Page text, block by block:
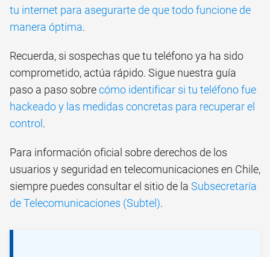
tu internet para asegurarte de que todo funcione de
manera óptima.
Recuerda, si sospechas que tu teléfono ya ha sido
comprometido, actúa rápido. Sigue nuestra guía
paso a paso sobrecómo identificar si tu teléfono fue
hackeado y las medidas concretas para recuperar el
control.
Para información oficial sobre derechos de los
usuarios y seguridad en telecomunicaciones en Chile,
siempre puedes consultar el sitio de la Subsecretaría
de Telecomunicaciones (Subtel).